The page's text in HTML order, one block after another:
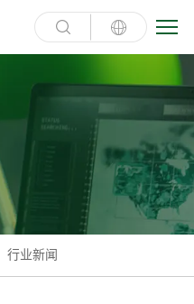
行业新闻